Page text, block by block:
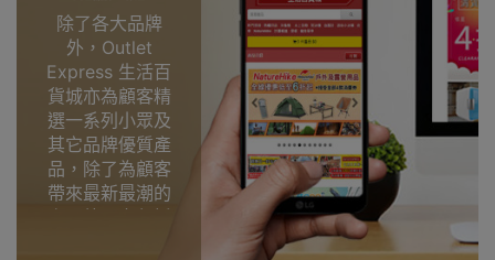
除了各大品牌
外，Outlet
Express 生活百
貨城亦為顧客精
選一系列小眾及
其它品牌優質產
品，除了為顧客
帶來最新最潮的
產品外，亦包括